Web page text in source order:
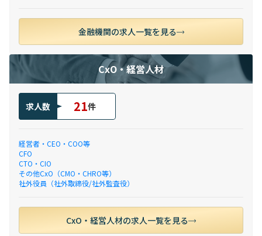
金融機関の求人一覧を見る
CxO・経営人材
求人数 21件
経営者・CEO・COO等
CFO
CTO・CIO
その他CxO（CMO・CHRO等）
社外役員（社外取締役/社外監査役）
CxO・経営人材の求人一覧を見る